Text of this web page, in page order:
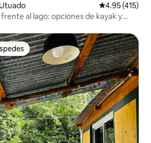
Calificación
4.95 (415)
al lago: opciones de kayak y